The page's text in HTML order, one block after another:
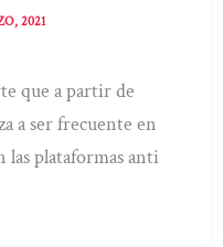
2021
que a partir de
a ser frecuente en
plataformas anti